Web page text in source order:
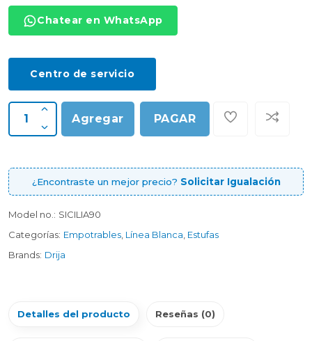
Chatear en WhatsApp
Centro de servicio
Agregar PAGAR
¿Encontraste un mejor precio? Solicitar Igualación
Model no.: SICILIA90
Categorías: Empotrables Línea Blanca Estufas
Brands: Drija
Detalles del producto Reseñas (0)